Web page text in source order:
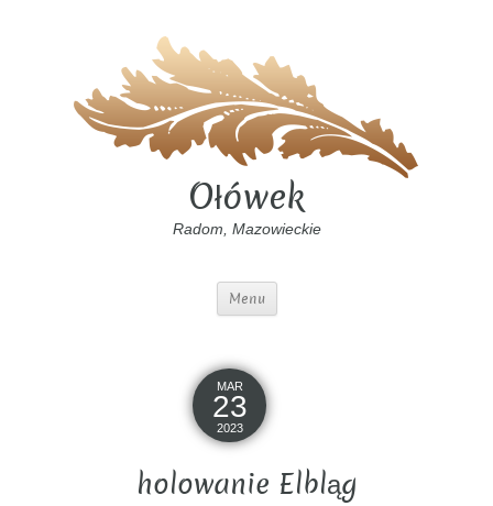
Ołówek
Radom, Mazowieckie
Menu
MAR
23
2023
holowanie Elbląg